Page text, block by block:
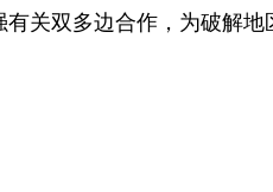
关双多边合作，为破解